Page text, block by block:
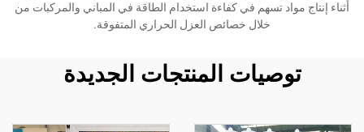
أثناء إنتاج مواد تسهم في كفاءة استخدام الطاقة في المباني والمركبات من
خلال خصائص العزل الحراري المتفوقة.
توصيات المنتجات الجديدة